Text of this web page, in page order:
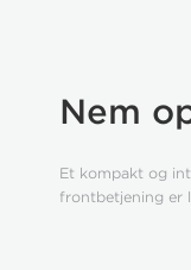
Nem
Et kompakt og
frontbetjening er